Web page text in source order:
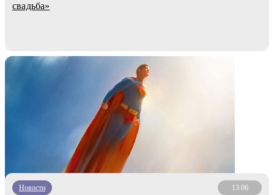
свадьба»
Новости 13.06